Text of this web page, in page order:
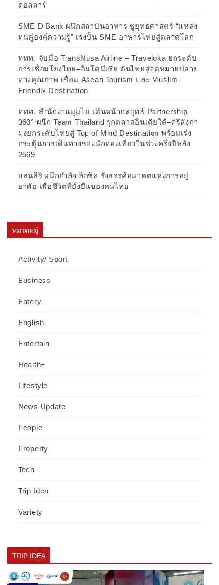
ดอลลาร์
SME D Bank ผนึกสถาบันอาหาร ชูยุทธศาสตร์ “แหล่ง
ทุนคู่องค์ความรู้” เร่งปั้น SME อาหารไทยสู่ตลาดโลก
ททท. จับมือ TransNusa Airline – Traveloka ยกระดับ
การเชื่อมโยงไทย–อินโดนีเซีย ดันไทยสู่จุดหมายปลาย
ทางคุณภาพ เชื่อม Asean Tourism และ Muslim-
Friendly Destination
ททท. สำนักงานมุมไบ เดินหน้ากลยุทธ์ Partnership
360° ผนึก Team Thailand รุกตลาดอินเดียใต้–ศรีลังกา
มุ่งยกระดับไทยสู่ Top of Mind Destination พร้อมเร่ง
กระตุ้นการเดินทางของนักท่องเที่ยวในช่วงครึ่งปีหลัง
2569
แสนสิริ ผนึกกำลัง ลิกซิล รังสรรค์อนาคตแห่งการอยู่
อาศัย เพื่อชีวิตที่ยั่งยืนของคนไทย
หมวดหมู่
Activity/ Sport
Business
Eatery
English
Entertain
Health+
Lifestyle
News Update
People
Property
Tech
Trip Idea
Variety
TRIP IDEA